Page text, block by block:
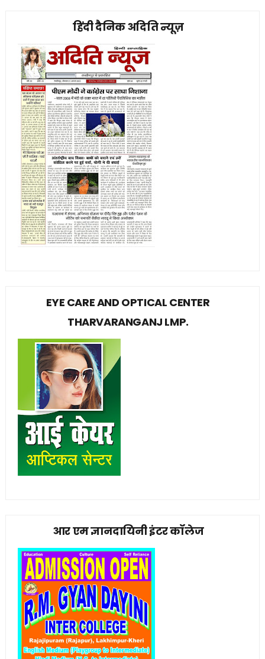
हिंदी दैनिक अदिति न्यूज़
EYE CARE AND OPTICAL CENTER
THARVARANGANJ LMP.
आर एम ज्ञानदायिनी इंटर कॉलेज